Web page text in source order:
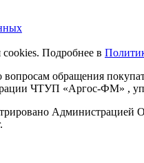
cookies. Подробнее в
вопросам обращения
ЧТУП «Аргос-ФМ» ,
Администрацией